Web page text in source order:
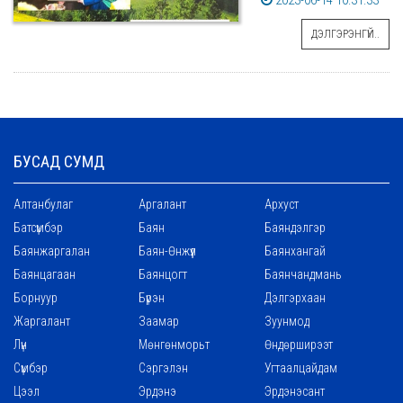
ДЭЛГЭРЭНГҮЙ..
БУСАД СУМД
Алтанбулаг Аргалант
Архуст
Батсүмбэр
Баян
Баяндэлгэр
Баянжаргалан
Баян-Өнжүүл
Баянхангай
Баянцагаан
Баянцогт
Баянчандмань
Борнуур
Бүрэн
Дэлгэрхаан
Жаргалант
Заамар
Зуунмод
Лүн
Мөнгөнморьт
Өндөрширээт
Сүмбэр
Сэргэлэн
Угтаалцайдам
Цээл
Эрдэнэ Эрдэнэсант